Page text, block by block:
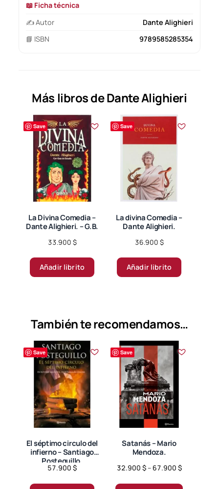
📖 Ficha técnica
✍️ Autor
Dante Alighieri
📘 ISBN
9789585285354
Más libros de Dante Alighieri
Save
La Divina Comedia –
Dante Alighieri. – G.B.
33.900 $
Añadir librito
Save
La divina Comedia –
Dante Alighieri.
36.900 $
Añadir librito
También te recomendamos…
Save
El séptimo circulo del
infierno – Santiago
Posteguillo.
57.900 $
Save
Satanás – Mario
Mendoza.
32.900 $– 67.900 $Price